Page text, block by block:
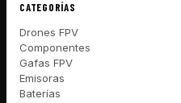
CATEGORÍAS
Drones FPV
Componentes
Gafas FPV
Emisoras
Baterías